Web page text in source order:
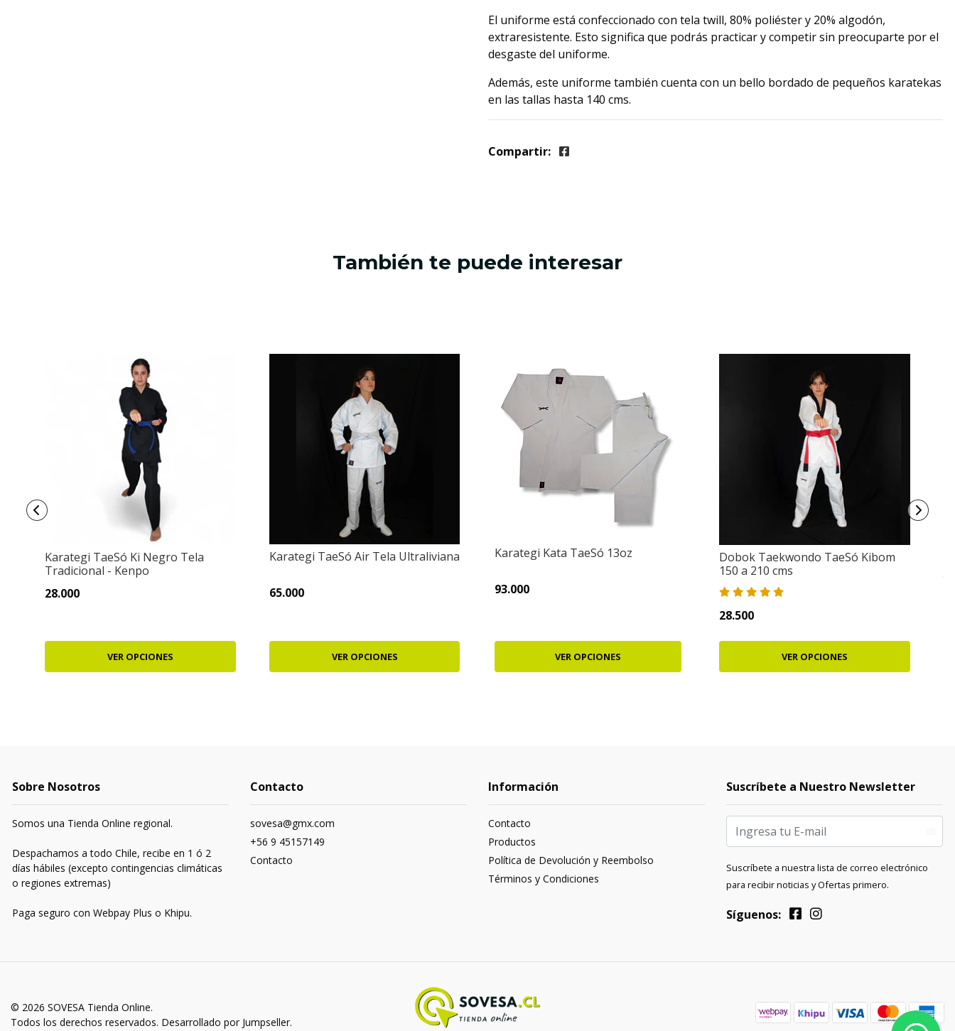
El uniforme está confeccionado con tela twill, 80% poliéster y 20% algodón,
extraresistente. Esto significa que podrás practicar y competir sin preocuparte por el
desgaste del uniforme.
Además, este uniforme también cuenta con un bello bordado de pequeños karatekas
en las tallas hasta 140 cms.
Compartir:
También te puede interesar
Karategi TaeSó Ki Negro Tela
Tradicional - Kenpo
28.000
VER OPCIONES
Karategi TaeSó Air Tela Ultraliviana
65.000
VER OPCIONES
Karategi Kata TaeSó 13oz
93.000
VER OPCIONES
Dobok Taekwondo TaeSó Kibom
150 a 210 cms
28.500
VER OPCIONES
Sobre Nosotros
Somos una Tienda Online regional.
Despachamos a todo Chile, recibe en 1 ó 2
días hábiles (excepto contingencias climáticas
o regiones extremas)
Paga seguro con Webpay Plus o Khipu.
Contacto
sovesa@gmx.com
+56 9 45157149
Contacto
Información
Contacto
Productos
Política de Devolución y Reembolso
Términos y Condiciones
Suscríbete a Nuestro Newsletter
Suscríbete a nuestra lista de correo electrónico
para recibir noticias y Ofertas primero.
Síguenos:
© 2026 SOVESA Tienda Online.
Todos los derechos reservados. Desarrollado por Jumpseller.